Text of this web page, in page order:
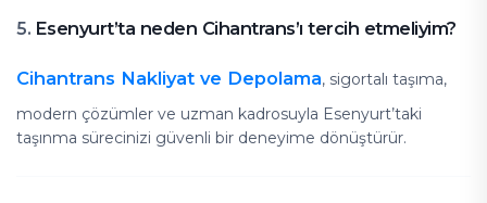
5. Esenyurt’ta neden Cihantrans’ı tercih etmeliyim?
Cihantrans Nakliyat ve Depolama, sigortalı taşıma,
modern çözümler ve uzman kadrosuyla Esenyurt’taki
taşınma sürecinizi güvenli bir deneyime dönüştürür.